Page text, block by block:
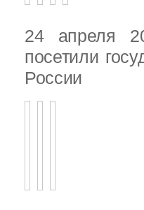
24 апреля
посетили
России